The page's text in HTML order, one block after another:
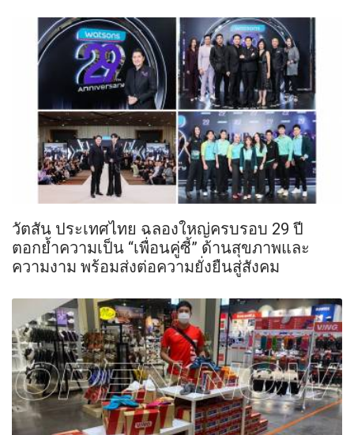
วัตสัน ประเทศไทย ฉลองใหญ่ครบรอบ 29 ปี
ตอกย้ำความเป็น “เพื่อนคู่ซี้” ด้านสุขภาพและ
ความงาม พร้อมส่งต่อความยั่งยืนสู่สังคม